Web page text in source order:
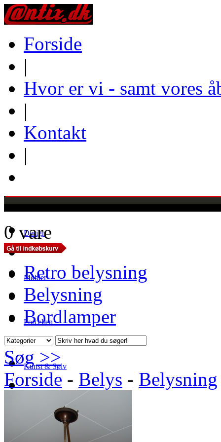
Forside
|
Hvor er vi - samt vores
|
Kontakt
|
Design
Møbler
Porcelæn
Kunst & Sølv
0 vare
Retro belysning
Belysning
Bordlamper
Søg >>
Forside - Belys - Belysning